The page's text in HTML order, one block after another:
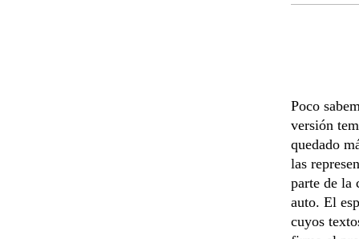
Poco
versión
quedado
las
parte de la
auto. El
cuyos